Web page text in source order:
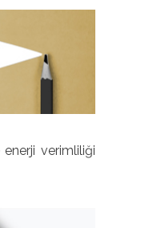
verimliliği